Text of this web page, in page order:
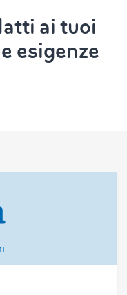
ai tuoi
esigenze